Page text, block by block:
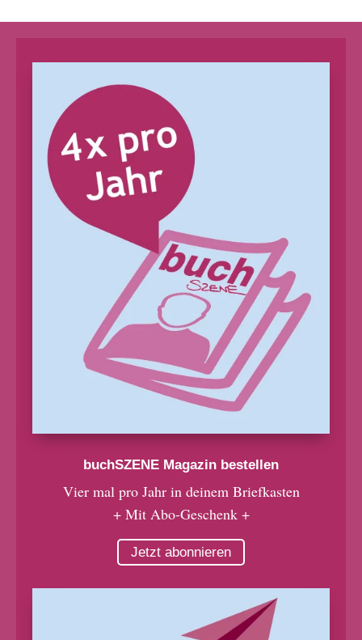
buchSZENE Magazin bestellen
Vier mal pro Jahr in deinem Briefkasten
+ Mit Abo-Geschenk +
Jetzt abonnieren